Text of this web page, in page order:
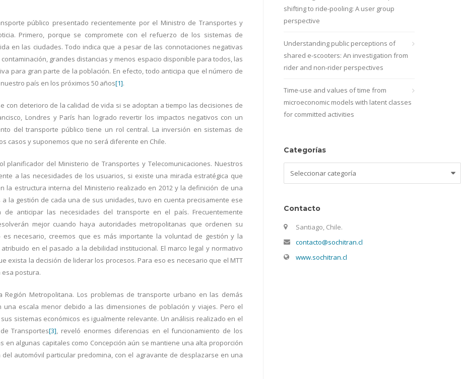
público presentado recientemente por el Ministro de Transportes y
Primero, porque se compromete con el refuerzo de los sistemas de
en las ciudades. Todo indica que a pesar de las connotaciones negativas
grandes distancias y menos espacio disponible para todos, las
para gran parte de la población. En efecto, todo anticipa que el número de
país en los próximos 50 años[1].
con deterioro de la calidad de vida si se adoptan a tiempo las decisiones de
Londres y París han logrado revertir los impactos negativos con un
del transporte público tiene un rol central. La inversión en sistemas de
casos y suponemos que no será diferente en Chile.
del Ministerio de Transportes y Telecomunicaciones. Nuestros
a las necesidades de los usuarios, si existe una mirada estratégica que
la estructura interna del Ministerio realizado en 2012 y la definición de una
la gestión de cada una de sus unidades, tuvo en cuenta precisamente ese
anticipar las necesidades del transporte en el país. Frecuentemente
mejor cuando haya autoridades metropolitanas que ordenen su
es necesario, creemos que es más importante la voluntad de gestión y la
en el pasado a la debilidad institucional. El marco legal y normativo
exista la decisión de liderar los procesos. Para eso es necesario que el MTT
postura.
Metropolitana. Los problemas de transporte urbano en las demás
escala menor debido a las dimensiones de población y viajes. Pero el
sistemas económicos es igualmente relevante. Un análisis realizado en el
Transportes[3], reveló enormes diferencias en el funcionamiento de los
algunas capitales como Concepción aún se mantiene una alta proporción
automóvil particular predomina, con el agravante de desplazarse en una
shifting to ride-pooling: A user group
perspective
Understanding public perceptions of
shared e-scooters: An investigation from
rider and non-rider perspectives
Time-use and values of time from
microeconomic models with latent classes
for committed activities
Categorías
Contacto
Santiago, Chile.
contacto@sochitran.cl
www.sochitran.cl